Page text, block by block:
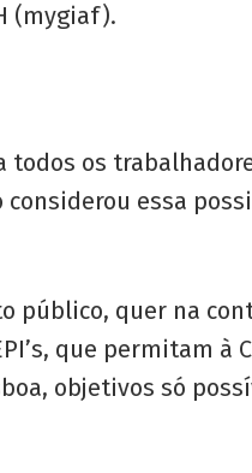
(mygiaf).
todos os
essa
quer na
que permitam à
objetivos só